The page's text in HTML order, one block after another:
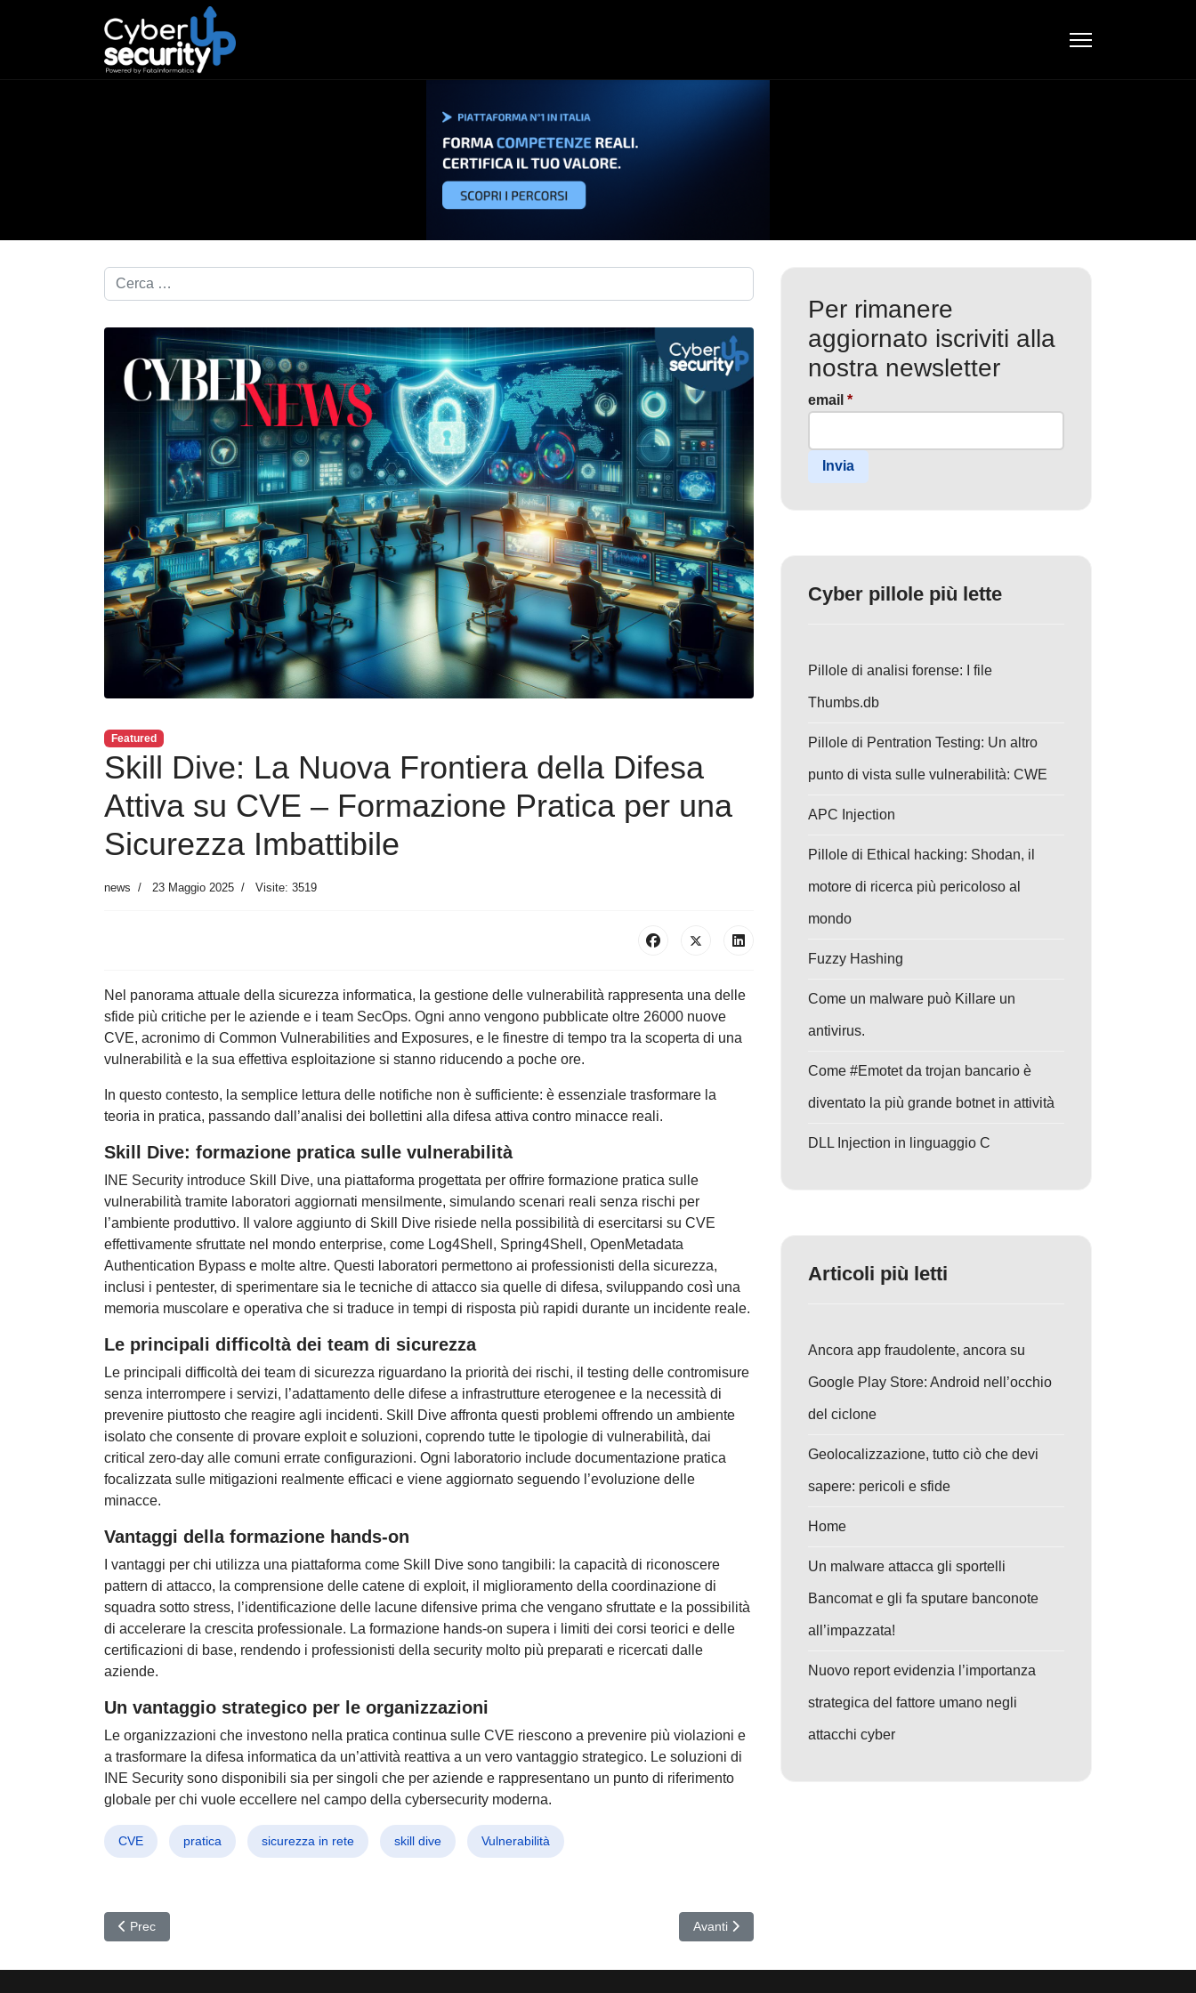
Cerca nel blog...
Featured
Skill Dive: La Nuova Frontiera della Difesa
Attiva su CVE – Formazione Pratica per una
Sicurezza Imbattibile
news 23 Maggio 2025 Visite: 3519
Nel panorama attuale della sicurezza informatica, la gestione delle vulnerabilità rappresenta una delle
sfide più critiche per le aziende e i team SecOps. Ogni anno vengono pubblicate oltre 26000 nuove
CVE, acronimo di Common Vulnerabilities and Exposures, e le finestre di tempo tra la scoperta di una
vulnerabilità e la sua effettiva esploitazione si stanno riducendo a poche ore.
In questo contesto, la semplice lettura delle notifiche non è sufficiente: è essenziale trasformare la
teoria in pratica, passando dall’analisi dei bollettini alla difesa attiva contro minacce reali.
Skill Dive: formazione pratica sulle vulnerabilità
INE Security introduce Skill Dive, una piattaforma progettata per offrire formazione pratica sulle
vulnerabilità tramite laboratori aggiornati mensilmente, simulando scenari reali senza rischi per
l’ambiente produttivo. Il valore aggiunto di Skill Dive risiede nella possibilità di esercitarsi su CVE
effettivamente sfruttate nel mondo enterprise, come Log4Shell, Spring4Shell, OpenMetadata
Authentication Bypass e molte altre. Questi laboratori permettono ai professionisti della sicurezza,
inclusi i pentester, di sperimentare sia le tecniche di attacco sia quelle di difesa, sviluppando così una
memoria muscolare e operativa che si traduce in tempi di risposta più rapidi durante un incidente reale.
Le principali difficoltà dei team di sicurezza
Le principali difficoltà dei team di sicurezza riguardano la priorità dei rischi, il testing delle contromisure
senza interrompere i servizi, l’adattamento delle difese a infrastrutture eterogenee e la necessità di
prevenire piuttosto che reagire agli incidenti. Skill Dive affronta questi problemi offrendo un ambiente
isolato che consente di provare exploit e soluzioni, coprendo tutte le tipologie di vulnerabilità, dai
critical zero-day alle comuni errate configurazioni. Ogni laboratorio include documentazione pratica
focalizzata sulle mitigazioni realmente efficaci e viene aggiornato seguendo l’evoluzione delle
minacce.
Vantaggi della formazione hands-on
I vantaggi per chi utilizza una piattaforma come Skill Dive sono tangibili: la capacità di riconoscere
pattern di attacco, la comprensione delle catene di exploit, il miglioramento della coordinazione di
squadra sotto stress, l’identificazione delle lacune difensive prima che vengano sfruttate e la possibilità
di accelerare la crescita professionale. La formazione hands-on supera i limiti dei corsi teorici e delle
certificazioni di base, rendendo i professionisti della security molto più preparati e ricercati dalle
aziende.
Un vantaggio strategico per le organizzazioni
Le organizzazioni che investono nella pratica continua sulle CVE riescono a prevenire più violazioni e
a trasformare la difesa informatica da un’attività reattiva a un vero vantaggio strategico. Le soluzioni di
INE Security sono disponibili sia per singoli che per aziende e rappresentano un punto di riferimento
globale per chi vuole eccellere nel campo della cybersecurity moderna.
CVE pratica sicurezza in rete skill dive Vulnerabilità
Articolo precedente: DanaBot Smascherato: Sgominata la Super Botnet da 50 Milioni, 16 Arresti nel Cybercrime Globale
Prec Articolo successivo: Maxi Blitz contro Lumma Stealer: 2300 domini sequestrati, colpo
Avanti
Per rimanere
aggiornato iscriviti alla
nostra newsletter
email *
Invia
Cyber pillole più lette
Pillole di analisi forense: I file
Thumbs.db
Pillole di Pentration Testing: Un altro
punto di vista sulle vulnerabilità: CWE
APC Injection
Pillole di Ethical hacking: Shodan, il
motore di ricerca più pericoloso al
mondo
Fuzzy Hashing
Come un malware può Killare un
antivirus.
Come #Emotet da trojan bancario è
diventato la più grande botnet in attività
DLL Injection in linguaggio C
Articoli più letti
Ancora app fraudolente, ancora su
Google Play Store: Android nell’occhio
del ciclone
Geolocalizzazione, tutto ciò che devi
sapere: pericoli e sfide
Home
Un malware attacca gli sportelli
Bancomat e gli fa sputare banconote
all’impazzata!
Nuovo report evidenzia l’importanza
strategica del fattore umano negli
attacchi cyber